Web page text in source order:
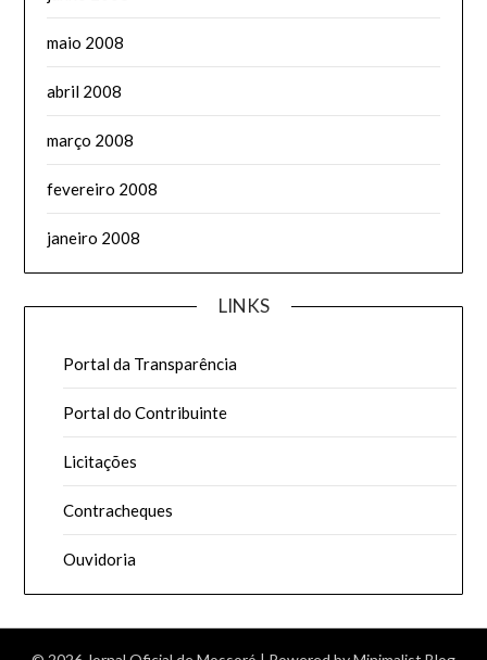
maio 2008
abril 2008
março 2008
fevereiro 2008
janeiro 2008
LINKS
Portal da Transparência
Portal do Contribuinte
Licitações
Contracheques
Ouvidoria